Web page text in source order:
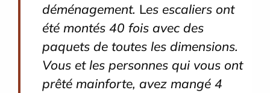
déménagement. Les escaliers ont
été montés 40 fois avec des
paquets de toutes les dimensions.
Vous et les personnes qui vous ont
prêté mainforte, avez mangé 4